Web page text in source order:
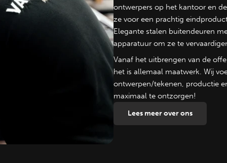
ontwerpers op het kantoor en
ze voor een prachtig
Elegante stalen buitendeuren
apparatuur om ze te
Vanaf het uitbrengen van de
het is allemaal maatwerk. Wij
ontwerpen/tekenen, productie
maximaal te ontzorgen!
Lees meer over ons